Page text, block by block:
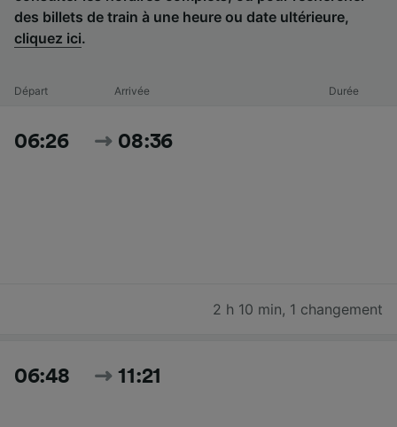
des billets de train à une heure ou date ultérieure,
cliquez ici.
Départ Arrivée Durée
06:26 08:36
2 h 10 min, 1 changement
06:48 11:21